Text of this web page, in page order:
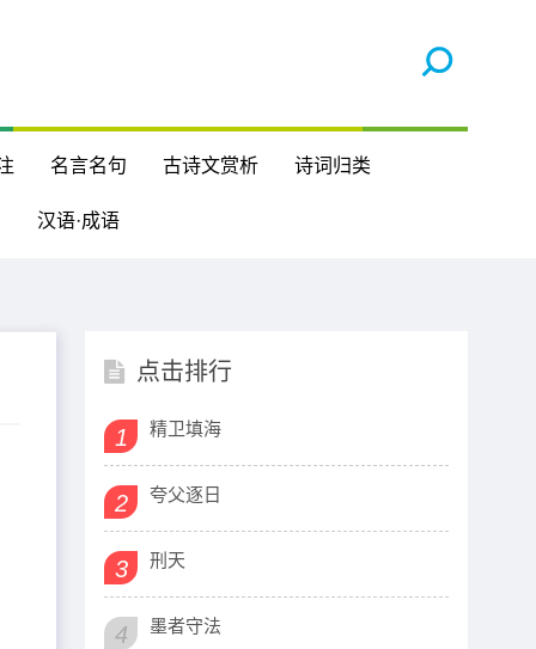
名言名句 古诗文赏析 诗词归类
汉语·成语
点击排行
1 精卫填海
2 夸父逐日
3 刑天
4 墨者守法